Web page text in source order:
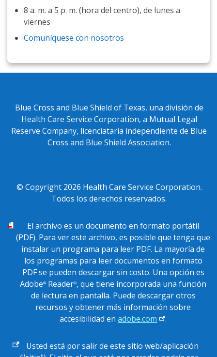
8 a. m. a 5 p. m. (hora del centro), de lunes a
viernes
Comuníquese con nosotros
Blue Cross and Blue Shield of Texas, una división de
Health Care Service Corporation, a Mutual Legal
Reserve Company, licenciataria independiente de Blue
Cross and Blue Shield Association.
© Copyright 2026 Health Care Service Corporation.
Todos los derechos reservados.
El archivoPDF
es un documento en formato portátil
(PDF). Para ver este archivo, es posible que tenga que
instalar un programa para leer PDF. La mayoría de
los programas para leer documentos en formato
PDF se pueden descargar sin costo. Una opción es
Adobe® Reader®, que tiene incorporada una función
de lectura en pantalla. Puede descargar otros
recursos y obtener más información sobre
accesibilidad enadobe.com .
EnlaceUsted está por salir de este sitio web/aplicación